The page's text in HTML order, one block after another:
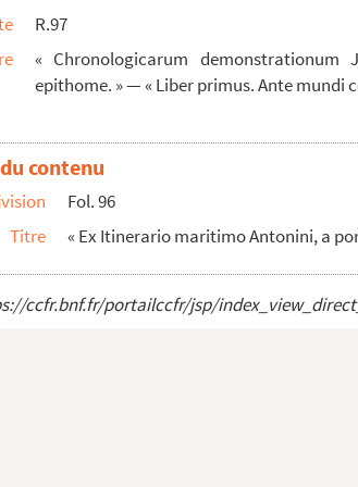
A Aix, cette présen...
l'an 1680 »
— Deux volumes
depuis Adam jusques au d...
points les plus considérables ...
est à la tête du volume,...
diverses autres mati...
et qui ont combattu l...
Bernard Gui est de la première r...
R.97
« Chronologicarum demonstrationum
epithome. » — « Liber primus. Ante
contenu
Fol. 96
Titre
« Ex Itinerario maritimo Antonini, a
ccfr.bnf.fr/portailccfr/jsp/